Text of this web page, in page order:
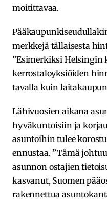
moitittavaa.
merkkejä tällaisesta
”Esimerkiksi Helsingin
kerrostaloyksiöiden
tavalla kuin
Lähivuosien aikana
hyväkuntoisiin ja
asuntoihin tulee
ennustaa. ”Tämä
asunnon ostajien
kasvanut, Suomen
rakennettua